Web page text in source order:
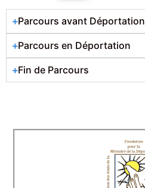
Parcours avant Déportation
Parcours en Déportation
Fin de Parcours